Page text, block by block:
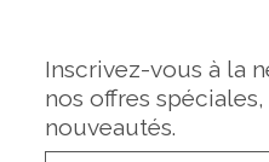
Inscrivez-vous à la
nos offres
nouveautés.